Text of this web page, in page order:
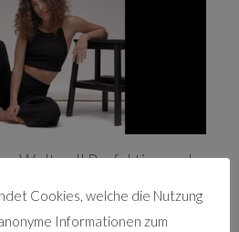
Welt voll Perfektion und
Cookies, welche die Nutzung
Informationen zum